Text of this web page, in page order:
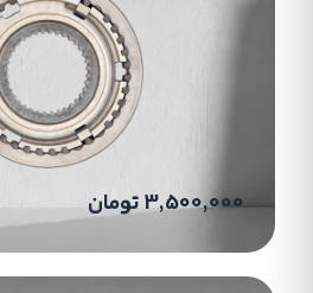
3,500,000 تومان